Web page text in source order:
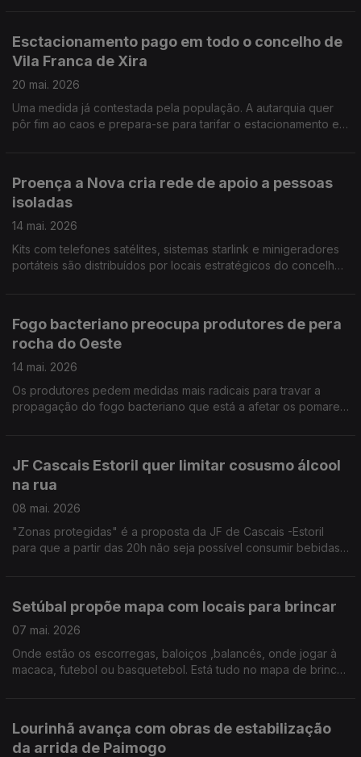
Esctacionamento pago em todo o concelho de
Vila Franca de Xira
20 mai. 2026
Uma medida já contestada pela população. A autarquia quer
pôr fim ao caos e prepara-se para tarifar o estacionamento em
Proença a Nova cria rede de apoio a pessoas
isoladas
14 mai. 2026
Kits com telefones satélites, sistemas starlink e minigeradores
portáteis são distribuídos por locais estratégicos do concelho
Fogo bacteriano preocupa produtores de pera
rocha do Oeste
14 mai. 2026
Os produtores pedem medidas mais radicais para travar a
propagação do fogo bacteriano que está a afetar os pomares
JF Cascais Estoril quer limitar cosusmo álcool
na rua
08 mai. 2026
"Zonas protegidas" é a proposta da JF de Cascais -Estoril
para que a partir das 20h não seja possível consumir bebidas
Setúbal propõe mapa com locais para brincar
07 mai. 2026
Onde estão os escorregas, baloiços ,balancés, onde jogar à
macaca, futebol ou basquetebol. Está tudo no mapa de brincar
Lourinhã avança com obras de estabilização
da arrida de Paimogo